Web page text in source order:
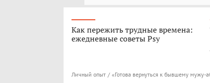
Как пережить трудные времена:
ежедневные советы Psy
Личный опыт / «Готова вернуться к бывшему мужу-